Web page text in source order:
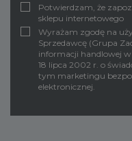
Potwierdzam, że
sklepu internetowego
Wyrażam zgodę na
Sprzedawcę (Grupa
informacji handlowej
18 lipca 2002 r. o
tym marketingu
elektronicznej.